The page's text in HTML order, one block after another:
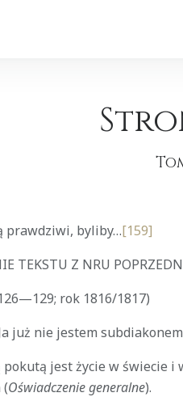
prawdziwi, byliby…[159]
TEKSTU Z NRU
rok 1816/1817)
już nie jestem
jest życie w świecie i
(Oświadczenie generalne).